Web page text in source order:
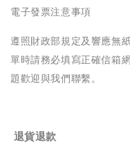
電子發票注意事項
遵照財政部規定及響應無
單時請務必填寫正確信箱
題歡迎與我們聯繫。
退貨退款